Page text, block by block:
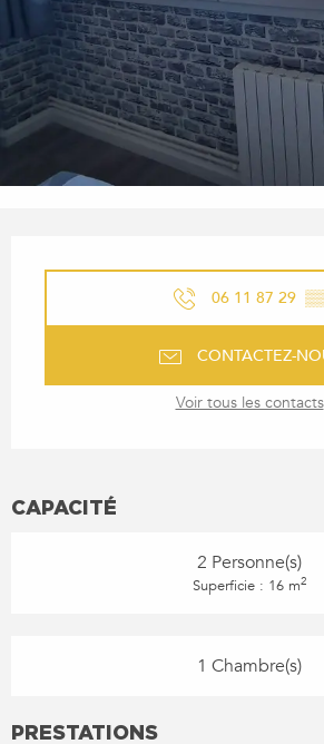
06 11 87 29
CONTACTEZ-
Voir tous les contacts
CAPACITÉ
2 Personne(s)
Superficie : 16 m2
1 Chambre(s)
PRESTATIONS